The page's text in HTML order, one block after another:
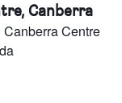
Canberra
Centre